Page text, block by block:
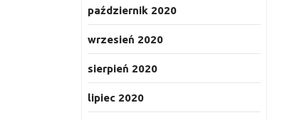
październik 2020
wrzesień 2020
sierpień 2020
lipiec 2020